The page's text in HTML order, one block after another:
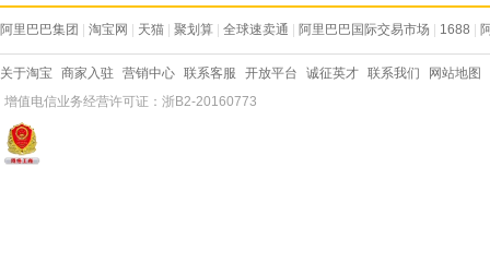
阿里巴巴集团 淘宝网 天猫 聚划算 全球速卖通 阿里巴巴国际交易市场 1688
关于淘宝 商家入驻 营销中心 联系客服 开放平台 诚征英才 联系我们
网站地图
增值电信业务经营许可证：浙B2-20160773